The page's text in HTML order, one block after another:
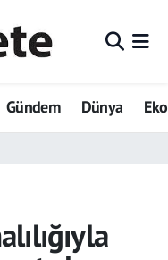
Gündem Dünya